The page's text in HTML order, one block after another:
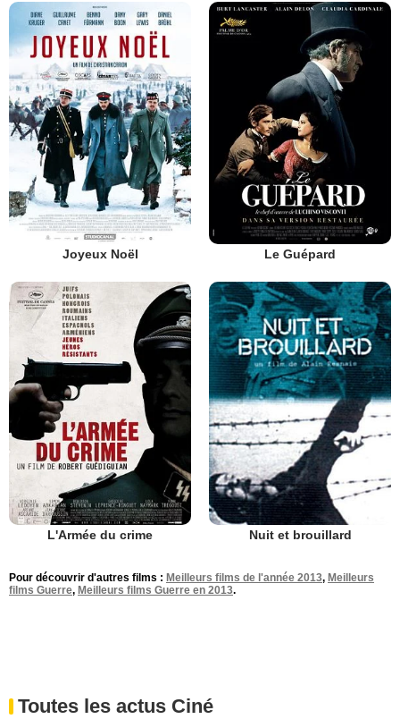
Joyeux Noël Le Guépard
L'Armée du crime Nuit et brouillard
Pour découvrir d'autres films : Meilleurs films de l'année 2013, Meilleurs
films Guerre, Meilleurs films Guerre en 2013.
Toutes les actus Ciné